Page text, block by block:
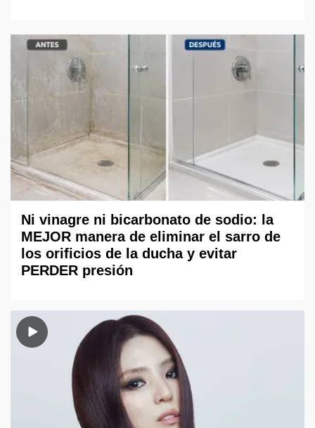
Ni vinagre ni bicarbonato de sodio: la
MEJOR manera de eliminar el sarro de
los orificios de la ducha y evitar
PERDER presión